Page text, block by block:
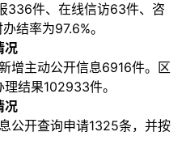
336件、在线信访63件、咨
结率为97.6%。
况
主动公开信息6916件。区
结果102933件。
况
开查询申请1325条，并按